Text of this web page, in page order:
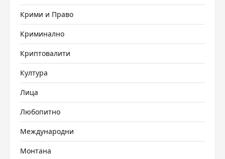
Крими и Право
Криминално
Криптовалити
Култура
Лица
Любопитно
Международни
Монтана